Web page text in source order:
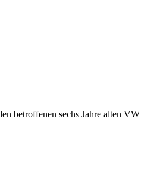
betroffenen sechs Jahre alten VW